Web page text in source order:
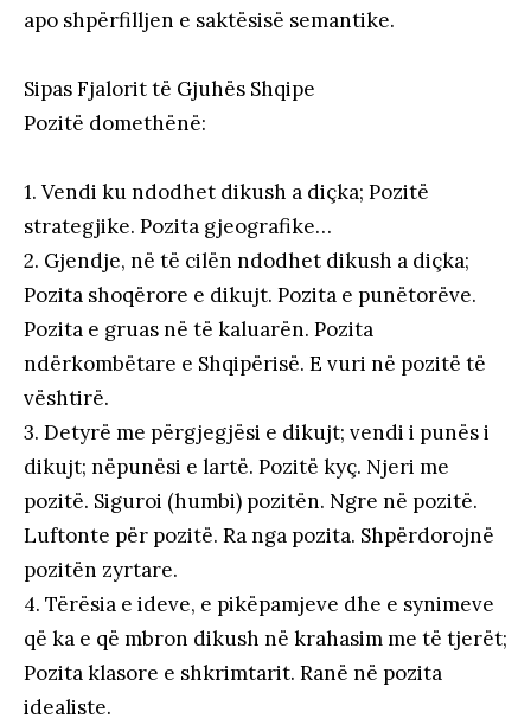
apo shpërfilljen e saktësisë semantike.
Sipas Fjalorit të Gjuhës Shqipe
Pozitë domethënë:
1. Vendi ku ndodhet dikush a diçka; Pozitë
strategjike. Pozita gjeografike…
2. Gjendje, në të cilën ndodhet dikush a diçka;
Pozita shoqërore e dikujt. Pozita e punëtorëve.
Pozita e gruas në të kaluarën. Pozita
ndërkombëtare e Shqipërisë. E vuri në pozitë të
vështirë.
3. Detyrë me përgjegjësi e dikujt; vendi i punës i
dikujt; nëpunësi e lartë. Pozitë kyç. Njeri me
pozitë. Siguroi (humbi) pozitën. Ngre në pozitë.
Luftonte për pozitë. Ra nga pozita. Shpërdorojnë
pozitën zyrtare.
4. Tërësia e ideve, e pikëpamjeve dhe e synimeve
që ka e që mbron dikush në krahasim me të tjerët;
Pozita klasore e shkrimtarit. Ranë në pozita
idealiste.